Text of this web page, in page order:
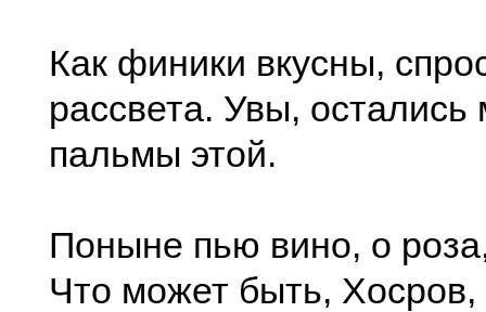
Как финики вкусны,
рассвета. Увы,
пальмы этой.
Поныне пью вино, о
Что может быть,